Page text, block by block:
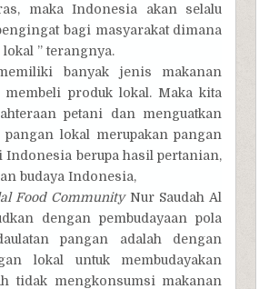
maka Indonesia akan selalu
bagi masyarakat dimana
” terangnya.
banyak jenis makanan
produk lokal. Maka kita
petani dan menguatkan
lokal merupakan pangan
berupa hasil pertanian,
budaya Indonesia,
Food Community Nur Saudah Al
dengan pembudayaan pola
pangan adalah dengan
lokal untuk membudayakan
tidak mengkonsumsi makanan